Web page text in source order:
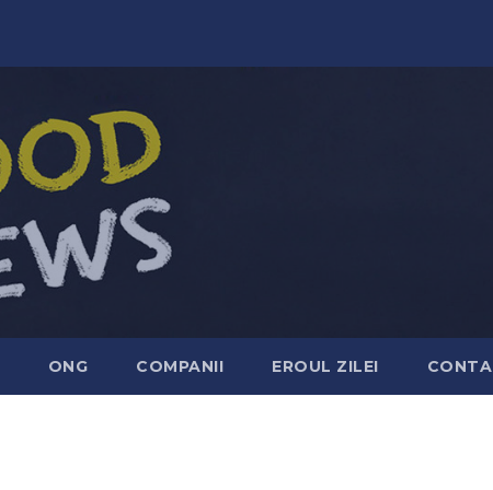
ONG COMPANII EROUL ZILEI